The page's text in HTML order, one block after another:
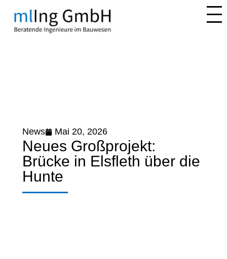
News Mai 20, 2026
Neues Großprojekt:
Brücke in Elsfleth über die
Hunte